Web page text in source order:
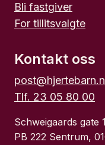
Bli fastgiver
For tillitsvalgte
Kontakt oss
Tlf. 23 05 80 00
Schweigaards gate
PB 222 Sentrum,